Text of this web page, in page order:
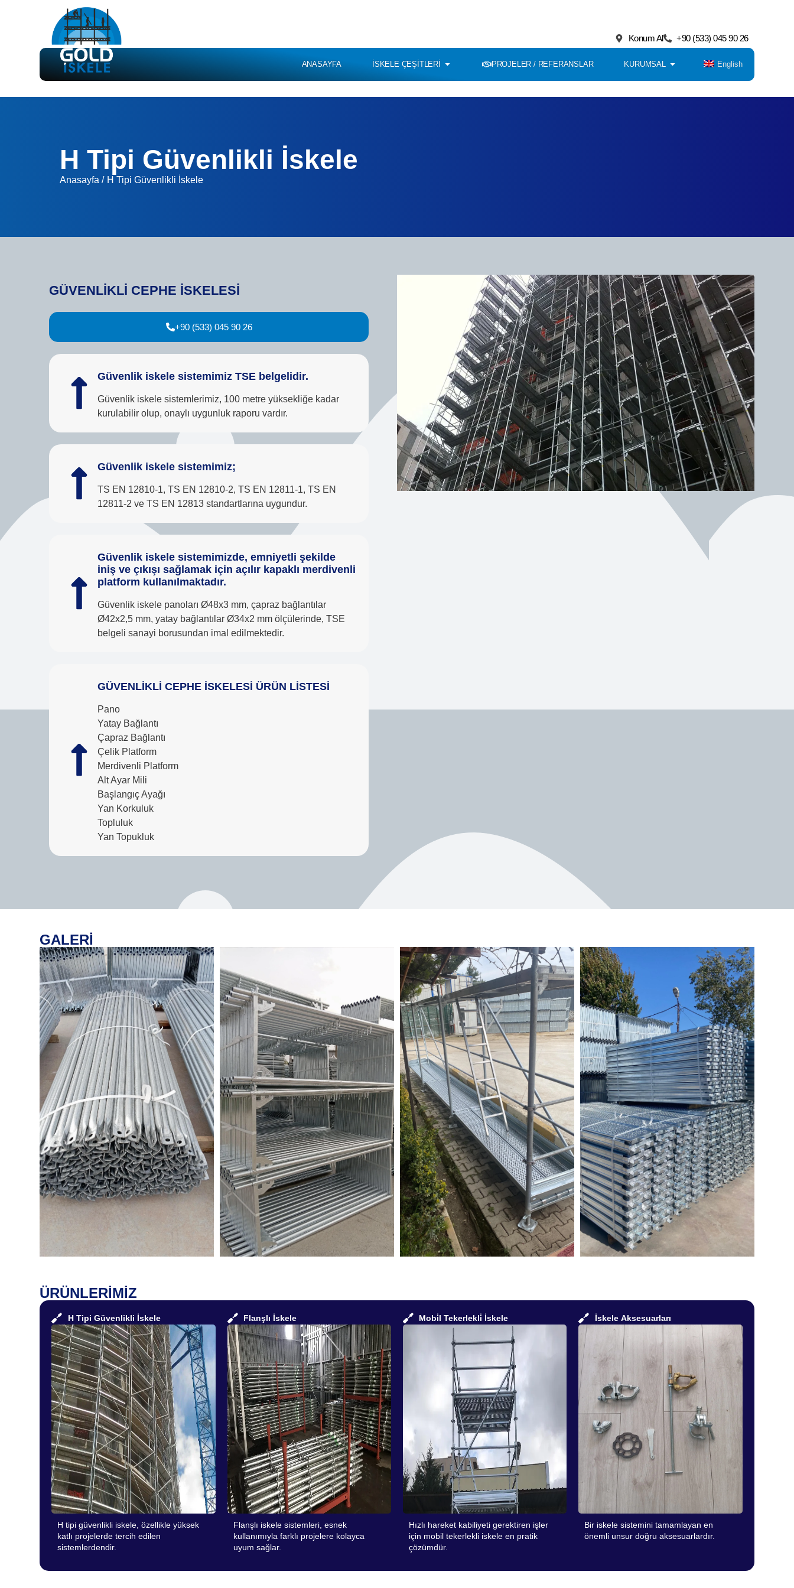
Konum Al +90 (533) 045 90 26
ANASAYFA İSKELE ÇEŞITLERI PROJELER / REFERANSLAR KURUMSAL English
H Tipi Güvenlikli İskele
Anasayfa / H Tipi Güvenlikli İskele
GÜVENLİKLİ CEPHE İSKELESİ
+90 (533) 045 90 26
Güvenlik iskele sistemimiz TSE belgelidir.
Güvenlik iskele sistemlerimiz, 100 metre yüksekliğe kadar
kurulabilir olup, onaylı uygunluk raporu vardır.
Güvenlik iskele sistemimiz;
TS EN 12810-1, TS EN 12810-2, TS EN 12811-1, TS EN
12811-2 ve TS EN 12813 standartlarına uygundur.
Güvenlik iskele sistemimizde, emniyetli şekilde
iniş ve çıkışı sağlamak için açılır kapaklı merdivenli
platform kullanılmaktadır.
Güvenlik iskele panoları Ø48x3 mm, çapraz bağlantılar
Ø42x2,5 mm, yatay bağlantılar Ø34x2 mm ölçülerinde, TSE
belgeli sanayi borusundan imal edilmektedir.
GÜVENLİKLİ CEPHE İSKELESİ ÜRÜN LİSTESİ
Pano
Yatay Bağlantı
Çapraz Bağlantı
Çelik Platform
Merdivenli Platform
Alt Ayar Mili
Başlangıç Ayağı
Yan Korkuluk
Topluluk
Yan Topukluk
GALERİ
ÜRÜNLERİMİZ
H Tipi Güvenlikli İskele
H tipi güvenlikli iskele, özellikle yüksek
katlı projelerde tercih edilen
sistemlerdendir.
Flanşlı İskele
Flanşlı iskele sistemleri, esnek
kullanımıyla farklı projelere kolayca
uyum sağlar.
Mobi̇l Tekerlekli̇ İskele
Hızlı hareket kabiliyeti gerektiren işler
için mobil tekerlekli iskele en pratik
çözümdür.
İskele Aksesuarları
Bir iskele sistemini tamamlayan en
önemli unsur doğru aksesuarlardır.